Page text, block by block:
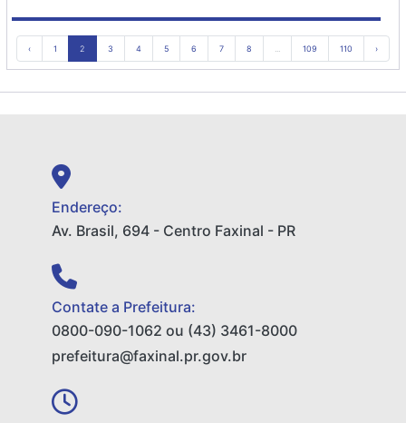
‹ 1 2 3 4 5 6 7 8 109 110 ›
Endereço:
Av. Brasil, 694 - Centro Faxinal - PR
Contate a Prefeitura:
0800-090-1062 ou (43) 3461-8000
prefeitura@faxinal.pr.gov.br